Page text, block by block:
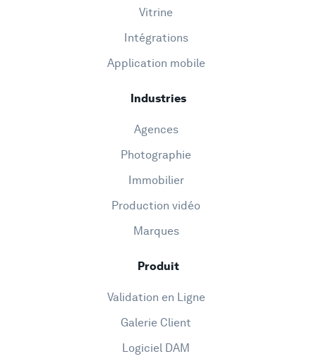
Vitrine
Intégrations
Application mobile
Industries
Agences
Photographie
Immobilier
Production vidéo
Marques
Produit
Validation en Ligne
Galerie Client
Logiciel DAM